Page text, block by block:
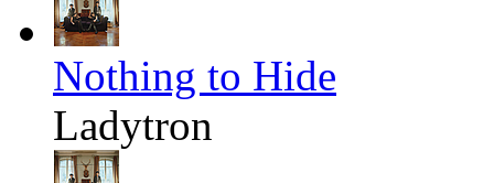
Nothing to Hide
Ladytron